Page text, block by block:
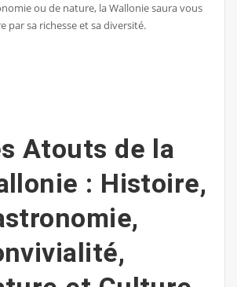
ou de nature, la Wallonie saura vous
par sa richesse et sa diversité.
Atouts de la
: Histoire,